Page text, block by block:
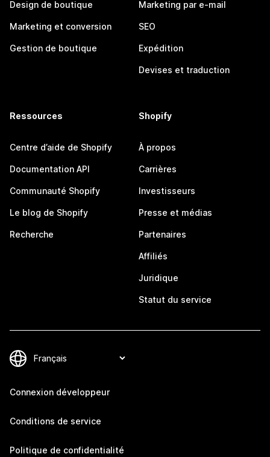
Design de boutique
Marketing et conversion
Gestion de boutique
Marketing par e-mail
SEO
Expédition
Devises et traduction
Ressources
Centre d’aide de Shopify
Documentation API
Communauté Shopify
Le blog de Shopify
Recherche
Shopify
À propos
Carrières
Investisseurs
Presse et médias
Partenaires
Affiliés
Juridique
Statut du service
Connexion développeur
Conditions de service
Politique de confidentialité